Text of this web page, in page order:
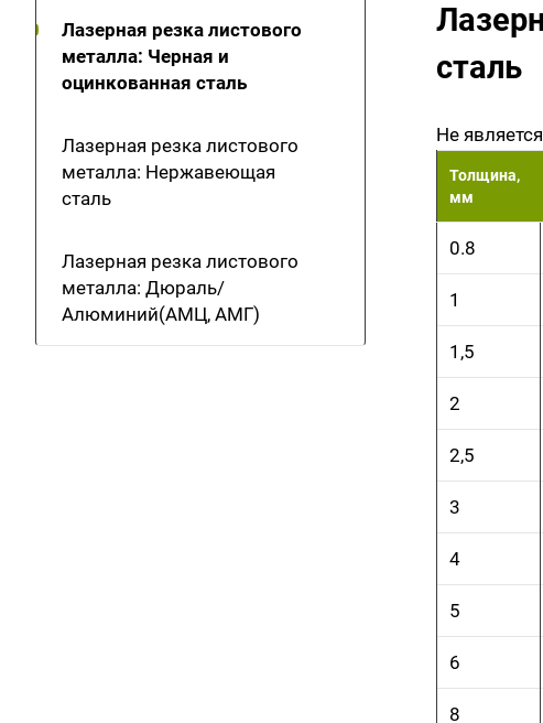
сталь
Не
Толщина,
мм
0.8
1
1,5
2
2,5
3
4
5
6
8
Лазерная резка листового
металла: Черная и
оцинкованная сталь
Лазерная резка листового
металла: Нержавеющая
сталь
Лазерная резка листового
металла: Дюраль/
Алюминий(АМЦ, АМГ)